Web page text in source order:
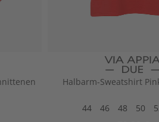
Halbarm-Sweatshirt
44 46 48 50